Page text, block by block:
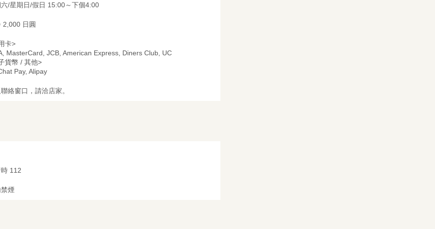
/星期日/假日 15:00～下個4:00
2,000 日圓
卡>
MasterCard, JCB, American Express, Diners Club, UC
貨幣 / 其他>
Pay, Alipay
絡窗口，請洽店家。
112
煙